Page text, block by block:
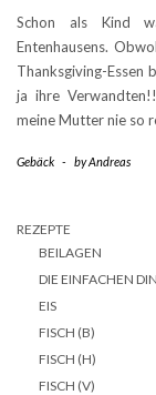
Schon als Kind
Entenhausens.
Thanksgiving-Essen
ja ihre
meine Mutter nie so
Gebäck - byAndreas
REZEPTE
BEILAGEN
DIE EINFACHEN
EIS
FISCH (B)
FISCH (H)
FISCH (V)